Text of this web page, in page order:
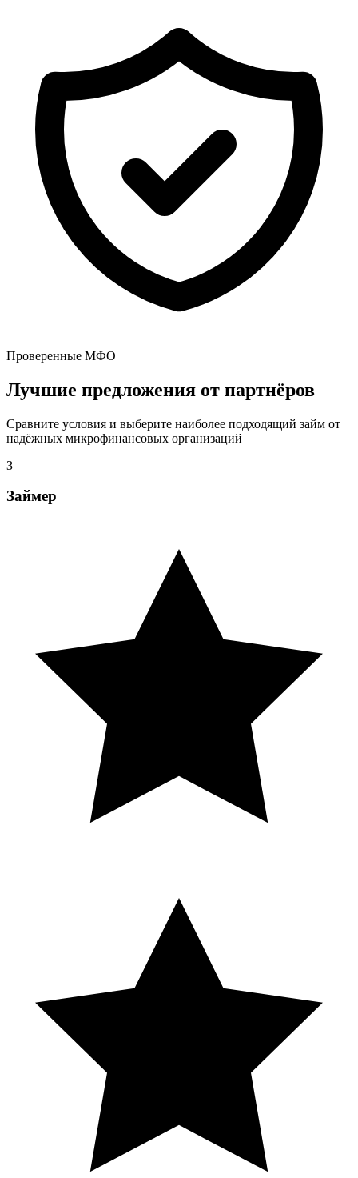
Проверенные МФО
Лучшие предложения от партнёров
Сравните условия и выберите наиболее подходящий займ от
надёжных микрофинансовых организаций
З
Займер